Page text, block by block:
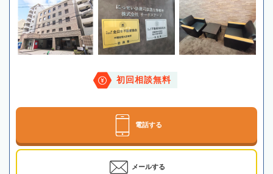
初回相談無料
電話する
メールする